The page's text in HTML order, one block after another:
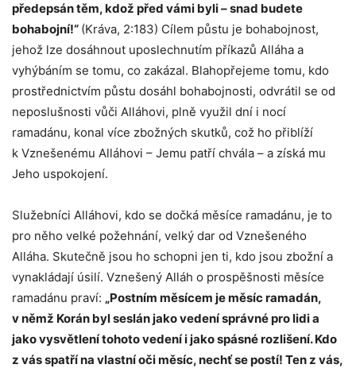
předepsán těm, kdož před vámi byli – snad budete
bohabojní!“ (Kráva, 2:183) Cílem půstu je bohabojnost,
jehož lze dosáhnout uposlechnutím příkazů Alláha a
vyhýbáním se tomu, co zakázal. Blahopřejeme tomu, kdo
prostřednictvím půstu dosáhl bohabojnosti, odvrátil se od
neposlušnosti vůči Alláhovi, plně využil dní i nocí
ramadánu, konal více zbožných skutků, což ho přiblíží
k Vznešenému Alláhovi – Jemu patří chvála – a získá mu
Jeho uspokojení.
Služebníci Alláhovi, kdo se dočká měsíce ramadánu, je to
pro něho velké požehnání, velký dar od Vznešeného
Alláha. Skutečně jsou ho schopni jen ti, kdo jsou zbožní a
vynakládají úsilí. Vznešený Alláh o prospěšnosti měsíce
ramadánu praví: „Postním měsícem je měsíc ramadán,
v němž Korán byl seslán jako vedení správné pro lidi a
jako vysvětlení tohoto vedení i jako spásné rozlišení. Kdo
z vás spatří na vlastní oči měsíc, nechť se postí! Ten z vás,